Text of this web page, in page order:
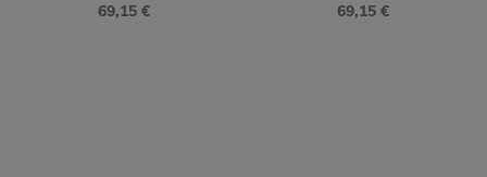
69,15 € 69,15 €